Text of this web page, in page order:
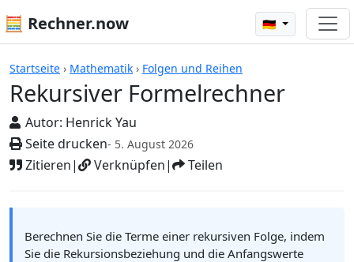
🧮 Rechner.now 🇩🇪
Startseite › Mathematik › Folgen und Reihen
Rekursiver Formelrechner
Autor: Henrick Yau
Seite drucken- 5. August 2026
Zitieren| Verknüpfen| Teilen
Rechner
Berechnen Sie die Terme einer rekursiven Folge, indem
Sie die Rekursionsbeziehung und die Anfangswerte